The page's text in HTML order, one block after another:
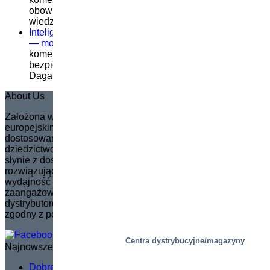
Centra dystrybucyjne/magazyny
obowiązkowa dla oznakowania CE – co należy
wiedzieć
Inteligentniejsze podnoszenie, bezpieczniejsza praca
— modernizacja logistyki w Dagab
komentowania
bezpieczniejsza praca — modernizacja logistyki w
Dagab
About Us
Założona w 1935 roku w Szwecji firma Marco stała się
europejskim liderem rynkowym w tworzeniu w pełni
dostosowanych nożycowych podnośników. Kontynuując
dziedzictwo swojego założyciela, Svena Marcussona, Marco
słynie z dostarczania innowacyjnych rozwiązań
rozwiązujących problemy, które zwiększają bezpieczeństwo i
wydajność w szerokim zakresie zastosowań. Marka jest
zaangażowana w zarządzanie i szkolenie sieci
dystrybutorów, zapewniając, że rozwój produktów jest
zgodny z potrzebami rynku.
Najnowsze wiadomości
Dobre szkolenie serwisowe nie polega na teorii –